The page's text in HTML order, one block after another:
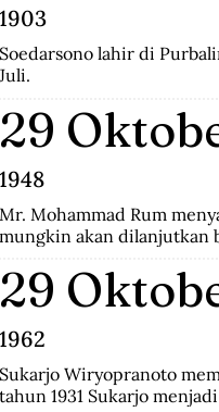
1903
Soedarsono lahir di
Juli.
29
1948
Mr. Mohammad Rum
mungkin akan dilanjutkan
29
1962
Sukarjo Wiryopranoto
tahun 1931 Sukarjo